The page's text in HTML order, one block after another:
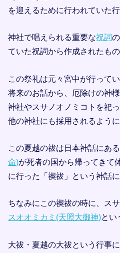
を迎えるために行われていた行
神社で唱えられる重要な祝詞の
ていた祝詞から作成されたもの
この祭礼は元々宮中が行って
将来のお話から、厄除けの神
神社やスサノオノミコトを祀
他の神社にも採用されるよう
この夏越の祓は日本神話にある
命)が死者の国から帰ってきて
に行った「禊祓」という神話に
ちなみにこの禊祓の時に、ス
スオオミカミ(天照大御神)とい
大祓・夏越の大祓という行事